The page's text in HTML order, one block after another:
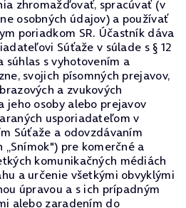
zhromažďovať, spracúvať (v
osobných údajov) a používať
poriadkom SR. Účastník dáva
Súťaže v súlade s § 12
súhlas s vyhotovením a
svojich písomných prejavov,
a zvukových
jeho osoby alebo prejavov
usporiadateľom v
Súťaže a odovzdávaním
pre komerčné a
komunikačných médiách
a určenie všetkými obvyklými
úpravou a s ich prípadným
alebo zaradením do